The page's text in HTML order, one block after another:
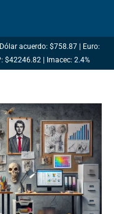
acuerdo: $758.87 | Euro:
$42246.82 | Imacec: 2.4%